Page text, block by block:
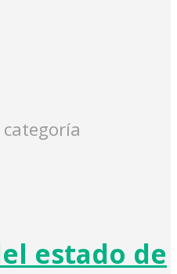
categoría
estado de